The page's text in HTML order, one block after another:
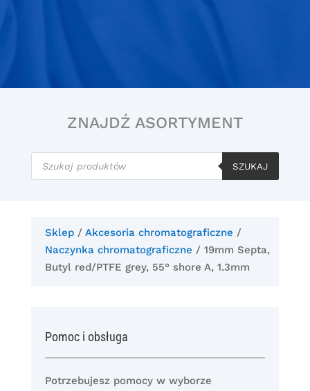
ZNAJDŹ ASORTYMENT
Wyszukiwarka
produktów
SZUKAJ
Sklep/ Akcesoria chromatograficzne /
Naczynka chromatograficzne / 19mm Septa,
Butyl red/PTFE grey, 55° shore A, 1.3mm
Pomoc i obsługa
Potrzebujesz pomocy w wyborze